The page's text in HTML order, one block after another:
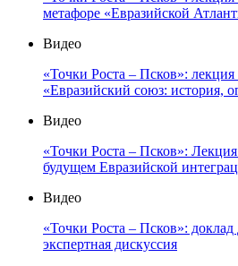
метафоре «Евразийской
Видео
«Точки Роста – Псков»:
«Евразийский союз: история,
Видео
«Точки Роста – Псков»:
будущем Евразийской
Видео
«Точки Роста – Псков»:
экспертная дискуссия